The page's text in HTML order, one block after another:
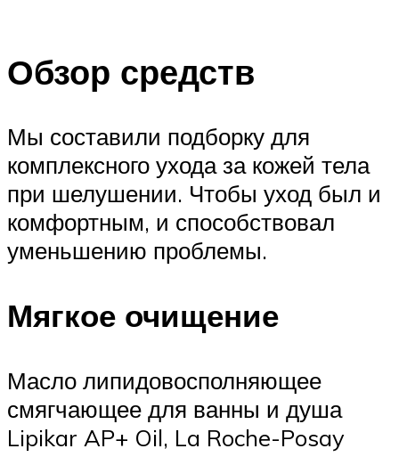
Обзор средств
Мы составили подборку для
комплексного ухода за кожей тела
при шелушении. Чтобы уход был и
комфортным, и способствовал
уменьшению проблемы.
Мягкое очищение
Масло липидовосполняющее
смягчающее для ванны и душа
Lipikar AP+ Oil, La Roche-Posay